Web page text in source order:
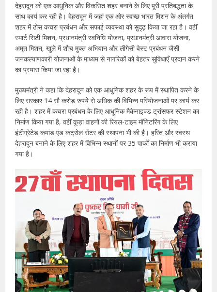
देहरादून को एक आधुनिक और विकसित शहर बनाने के लिए पूरी प्रतिबद्धता के
साथ कार्य कर रही है। देहरादून में जहां एक ओर स्वच्छ भारत मिशन के अंतर्गत
शहर में ठोस कचरा प्रबंधन और सफाई व्यवस्था को सुदृढ़ किया जा रहा है। वहीं
स्मार्ट सिटी मिशन, प्रधानमंत्री स्वनिधि योजना, प्रधानमंत्री आवास योजना,
अमृत मिशन, खुले में शौच मुक्त अभियान और लीगेसी वेस्ट प्रबंधन जैसी
जनकल्याणकारी योजनाओं के माध्यम से नागरिकों को बेहतर सुविधाएँ प्रदान करने
का प्रयास किया जा रहा है।
मुख्यमंत्री ने कहा कि देहरादून को एक आधुनिक शहर के रूप में स्थापित करने के
लिए सरकार 14 सौ करोड़ रुपये से अधिक की विभिन्न परियोजनाओं पर कार्य कर
रही है। शहर में कचरा प्रबंधन के लिए आधुनिक मैकेनाइज्ड ट्रांसफर स्टेशन का
निर्माण किया गया है, वहीं कूड़ा वाहनों की रियल-टाइम मॉनिटरिंग के लिए
इंटीग्रेटेड कमांड एंड कंट्रोल सेंटर की स्थापना भी की है। हरित और स्वस्थ
देहरादून बनाने के लिए शहर में विभिन्न स्थानों पर 35 पार्कों का निर्माण भी कराया
गया है।